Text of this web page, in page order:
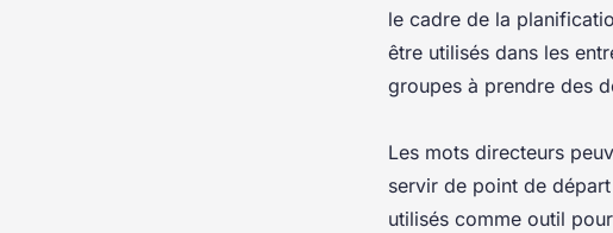
le cadre de la
être utilisés dans les
groupes à prendre des
Les mots directeurs
servir de point de
utilisés comme outil